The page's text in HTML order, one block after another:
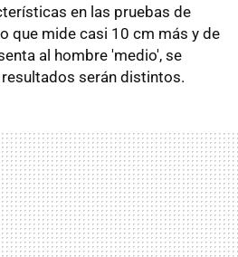
en las pruebas de
que mide casi 10 cm más y de
al hombre 'medio', se
serán distintos.